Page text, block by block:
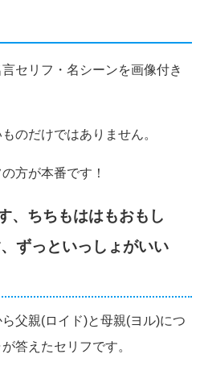
セリフ・名シーンを画像付き
のだけではありません。
方が本番です！
、ちちもははもおもし
ずっといっしょがいい
父親(ロイド)と母親(ヨル)につ
答えたセリフです。